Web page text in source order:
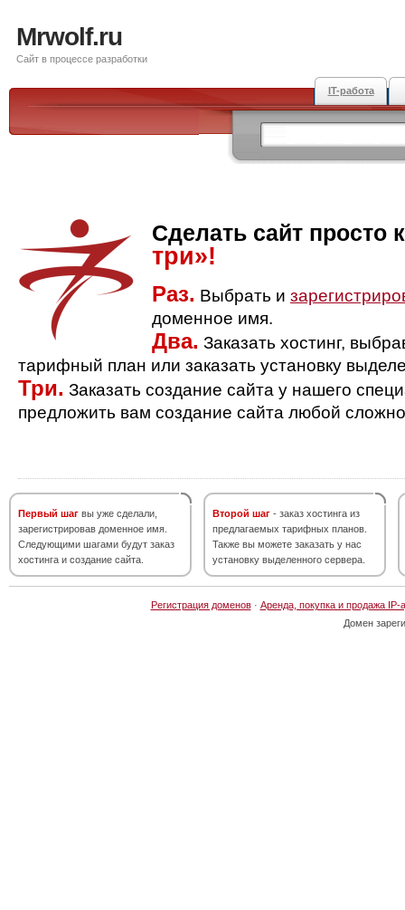
Mrwolf.ru
Сайт в процессе разработки
IT-работа
Сделать сайт просто
три»!
Раз. Выбрать и
доменное имя.
Два. Заказать хостинг,
тарифный план или заказать установку
Три. Заказать создание сайта у нашего
предложить вам создание сайта любой
Первый шаг вы уже сделали,
зарегистрировав доменное имя.
Следующими шагами будут заказ
хостинга и создание сайта.
Второй шаг - заказ хостинга из
предлагаемых тарифных планов.
Также вы можете заказать у нас
установку выделенного сервера.
Регистрация доменов· Аренда, покупка и продажа IP-
Домен